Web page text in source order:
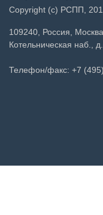
Copyright (c) РСПП,
109240, Россия, Москва
Котельническая наб.,
Телефон/факс: +7